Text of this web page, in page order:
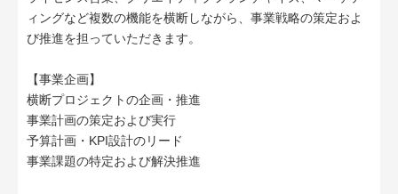
ィングなど複数の機能を横断しながら、事業戦略の策定およ
び推進を担っていただきます。
【事業企画】
横断プロジェクトの企画・推進
事業計画の策定および実行
予算計画・KPI設計のリード
事業課題の特定および解決推進